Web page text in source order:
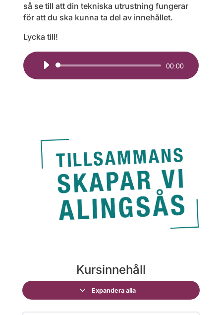
så se till att din tekniska utrustning fungerar
för att du ska kunna ta del av innehållet.
Lycka till!
Ljudspelare 00:00
Kursinnehåll
Expandera alla